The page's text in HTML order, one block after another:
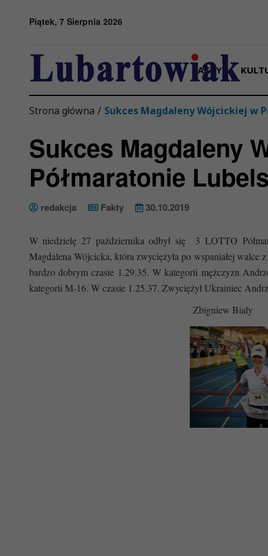
Piątek, 7 Sierpnia 2026
FAKTY
Strona główna / Sukces Magdaleny Wójcickiej w
Sukces Magdaleny
Półmaratonie
redakcja Fakty 30.10.2019
W niedzielę 27 października odbył się 3LOTTO
Magdalena Wójcicka, która zwyciężyła po wspaniałej
bardzo dobrym czasie 1.29.35. W kategorii mężczyzn
kategorii M-16. W czasie 1.25.37. ZwyciężyłUkrainiec
Zbigniew Biały